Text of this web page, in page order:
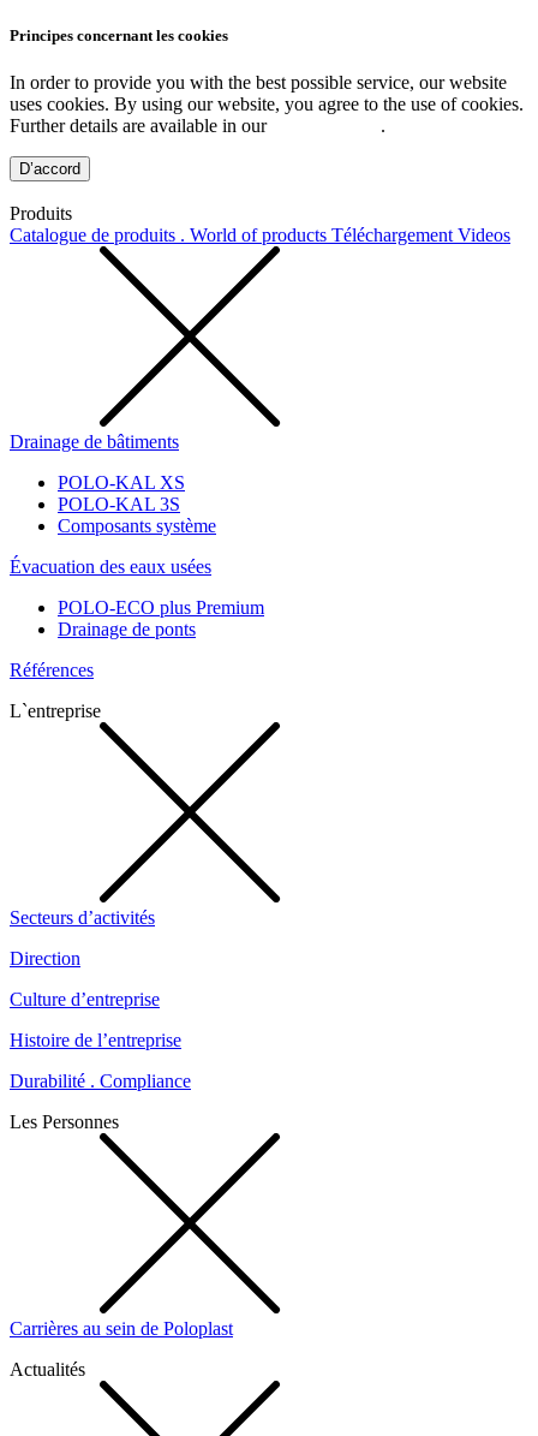
Principes concernant les cookies
In order to provide you with the best possible service, our website
uses cookies. By using our website, you agree to the use of cookies.
Further details are available in our
.
D’accord
Produits
Catalogue de produits . World of products Téléchargement Videos
Drainage de bâtiments
POLO-KAL XS
POLO-KAL 3S
Composants système
Évacuation des eaux usées
POLO-ECO plus Premium
Drainage de ponts
Références
L`entreprise
Secteurs d’activités
Direction
Culture d’entreprise
Histoire de l’entreprise
Durabilité . Compliance
Les Personnes
Carrières au sein de Poloplast
Actualités